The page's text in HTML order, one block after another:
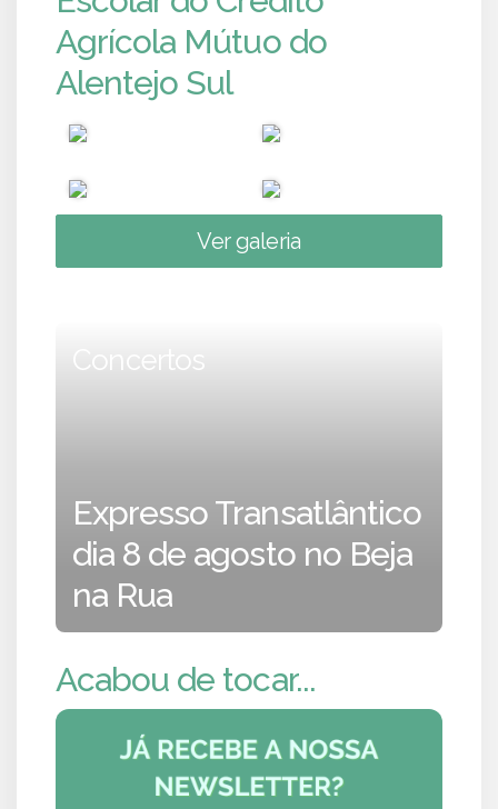
Agrícola Mútuo do
Alentejo Sul
Ver galeria
Concertos
Expresso Transatlântico
dia 8 de agosto no Beja
na Rua
Acabou de tocar...